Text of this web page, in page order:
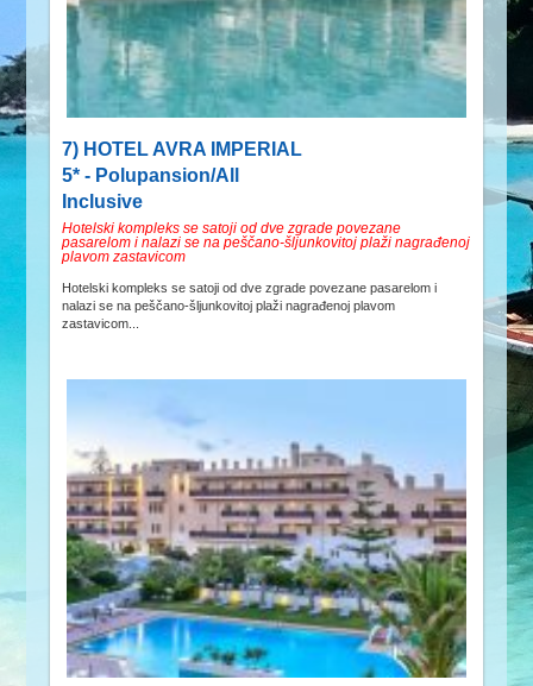
7) HOTEL AVRA IMPERIAL
5* - Polupansion/All
Inclusive
Hotelski kompleks se satoji od dve zgrade povezane
pasarelom i nalazi se na peščano-šljunkovitoj plaži nagrađenoj
plavom zastavicom
Hotelski kompleks se satoji od dve zgrade povezane pasarelom i
nalazi se na peščano-šljunkovitoj plaži nagrađenoj plavom
zastavicom...